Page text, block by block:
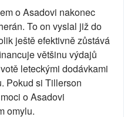
o Asadovi nakonec
To on vyslal již do
ještě efektivně zůstává
většinu výdajů
leteckými dodávkami
Pokud si Tillerson
o Asadovi
omylu.